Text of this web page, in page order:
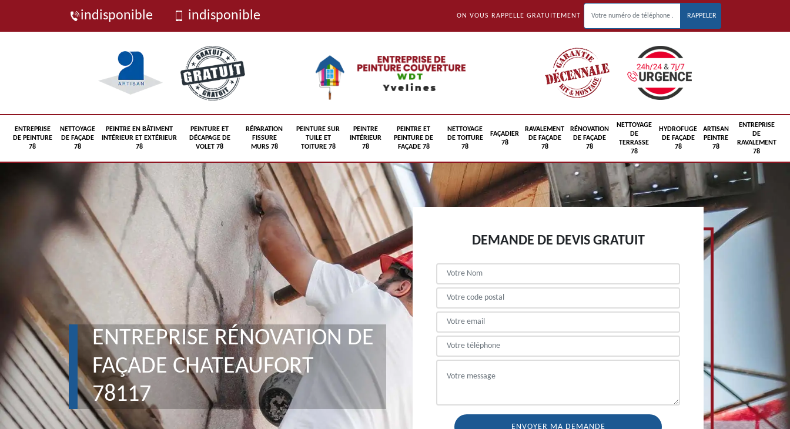
indisponible indisponible ON VOUS RAPPELLE GRATUITEMENT
ENTREPRISE
DE PEINTURE
78
NETTOYAGE
DE FAÇADE
78
PEINTRE EN BÂTIMENT
INTÉRIEUR ET EXTÉRIEUR
78
PEINTURE ET
DÉCAPAGE DE
VOLET 78
RÉPARATION
FISSURE
MURS 78
PEINTURE SUR
TUILE ET
TOITURE 78
PEINTRE
INTÉRIEUR
78
PEINTRE ET
PEINTURE DE
FAÇADE 78
NETTOYAGE
DE TOITURE
78
FAÇADIER
78
RAVALEMENT
DE FAÇADE
78
RÉNOVATION
DE FAÇADE
78
NETTOYAGE
DE
TERRASSE
78
HYDROFUGE
DE FAÇADE
78
ARTISAN
PEINTRE
78
ENTREPRISE
DE
RAVALEMENT
78
ENTREPRISE RÉNOVATION DE
FAÇADE CHATEAUFORT
78117
DEMANDE DE DEVIS GRATUIT